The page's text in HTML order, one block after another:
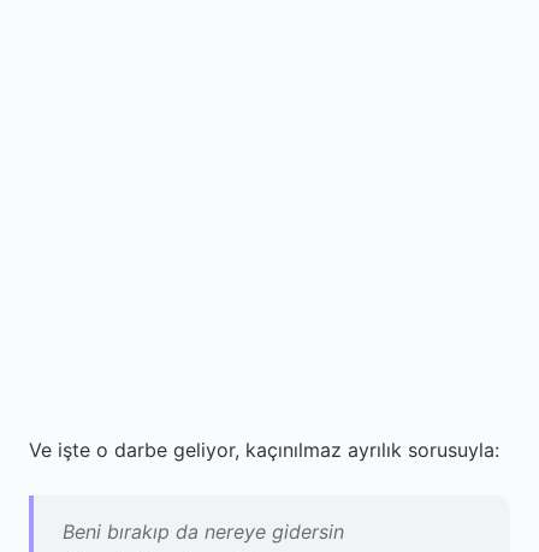
Ve işte o darbe geliyor, kaçınılmaz ayrılık sorusuyla:
Beni bırakıp da nereye gidersin